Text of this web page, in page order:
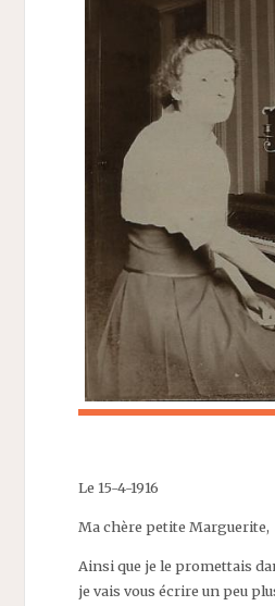
Le 15-4-1916
Ma chère petite Marguerite,
Ainsi que je le promettais
je vais vous écrire un peu